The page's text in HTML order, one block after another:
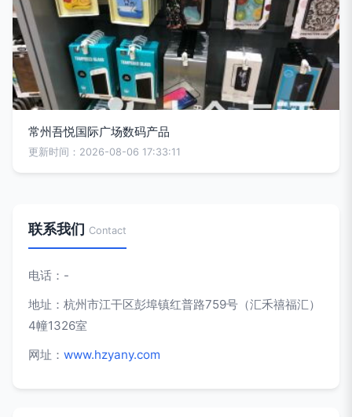
常州吾悦国际广场数码产品
更新时间：2026-08-06 17:33:11
联系我们 Contact
电话：-
地址：杭州市江干区彭埠镇红普路759号（汇禾禧福汇）
4幢1326室
网址： www.hzyany.com